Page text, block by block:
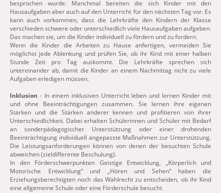
besprochen wurde. Manchmal bereiten die sich Kinder mit den
Hausaufgaben aber auch auf den Unterricht für den nächsten Tag vor. Es
kann auch vorkommen, dass die Lehrkräfte den Kindern der Klasse
verschieden schwere oder unterschiedlich viele Hausaufgaben aufgeben.
Das machen sie, um die Kinder individuell zu fördern und zu fordern.
Wenn die Kinder die Arbeiten zu Hause anfertigen, vermeiden Sie
möglichst jede Ablenkung und prüfen Sie, ob ihr Kind mit einer halben
Stunde Zeit pro Tag auskommt. Die Lehrkräfte sprechen sich
untereinander ab, damit die Kinder an einem Nachmittag nicht zu viele
Aufgaben erledigen müssen.
Inklusion - In einem inklusiven Unterricht leben und lernen Kinder mit
und ohne Beeinträchtigungen zusammen. Sie lernen ihre eigenen
Stärken und die Stärken anderer kennen und profitieren von ihrer
Unterschiedlichkeit. Dabei erhalten Schülerinnen und Schüler mit Bedarf
an sonderpädagogischer Unterstützung oder einer drohenden
Beeinträchtigung individuell angepasste Maßnahmen zur Unterstützung.
Die Leistungsanforderungen können von denen der besuchten Schule
abweichen (zieldifferente Beschulung).
In den Förderschwerpunkten Geistige Entwicklung, „Körperlich und
Motorische Entwicklung“ und „Hören und Sehen“ haben die
Erziehungsberechtigten noch das Wahlrecht zu entscheiden, ob ihr Kind
eine allgemeine Schule oder eine Förderschule besucht.